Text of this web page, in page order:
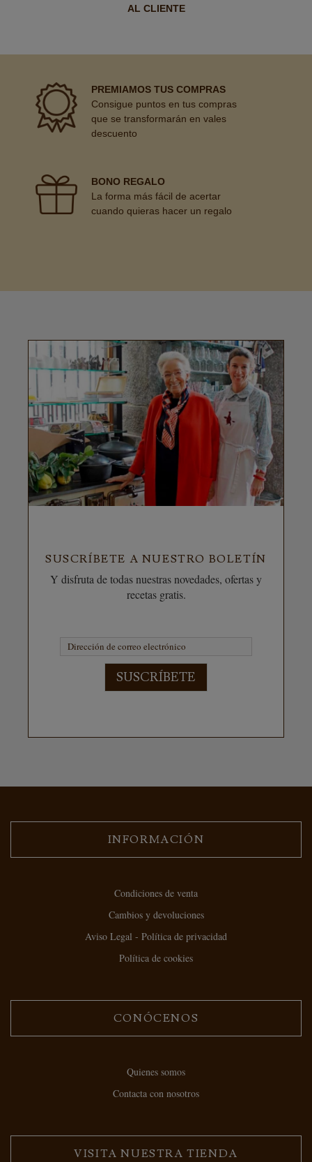
AL CLIENTE
PREMIAMOS TUS COMPRAS
Consigue puntos en tus compras
que se transformarán en vales
descuento
BONO REGALO
La forma más fácil de acertar
cuando quieras hacer un regalo
SUSCRÍBETE A NUESTRO BOLETÍN
Y disfruta de todas nuestras novedades, ofertas y
recetas gratis.
SUSCRÍBETE
INFORMACIÓN
Condiciones de venta
Cambios y devoluciones
Aviso Legal - Política de privacidad
Política de cookies
CONÓCENOS
Quienes somos
Contacta con nosotros
VISITA NUESTRA TIENDA